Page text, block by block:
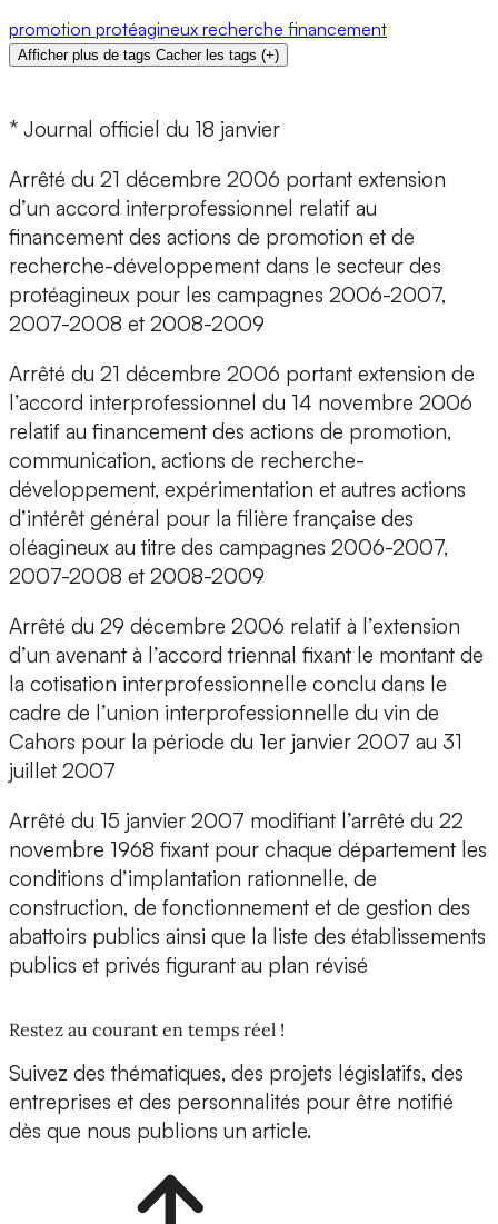
promotion protéagineux recherche financement
Afficher plus de tags Cacher les tags (+)
* Journal officiel du 18 janvier
Arrêté du 21 décembre 2006 portant extension
d’un accord interprofessionnel relatif au
financement des actions de promotion et de
recherche-développement dans le secteur des
protéagineux pour les campagnes 2006-2007,
2007-2008 et 2008-2009
Arrêté du 21 décembre 2006 portant extension de
l’accord interprofessionnel du 14 novembre 2006
relatif au financement des actions de promotion,
communication, actions de recherche-
développement, expérimentation et autres actions
d’intérêt général pour la filière française des
oléagineux au titre des campagnes 2006-2007,
2007-2008 et 2008-2009
Arrêté du 29 décembre 2006 relatif à l’extension
d’un avenant à l’accord triennal fixant le montant de
la cotisation interprofessionnelle conclu dans le
cadre de l’union interprofessionnelle du vin de
Cahors pour la période du 1er janvier 2007 au 31
juillet 2007
Arrêté du 15 janvier 2007 modifiant l’arrêté du 22
novembre 1968 fixant pour chaque département les
conditions d’implantation rationnelle, de
construction, de fonctionnement et de gestion des
abattoirs publics ainsi que la liste des établissements
publics et privés figurant au plan révisé
Restez au courant en temps réel !
Suivez des thématiques, des projets législatifs, des
entreprises et des personnalités pour être notifié
dès que nous publions un article.